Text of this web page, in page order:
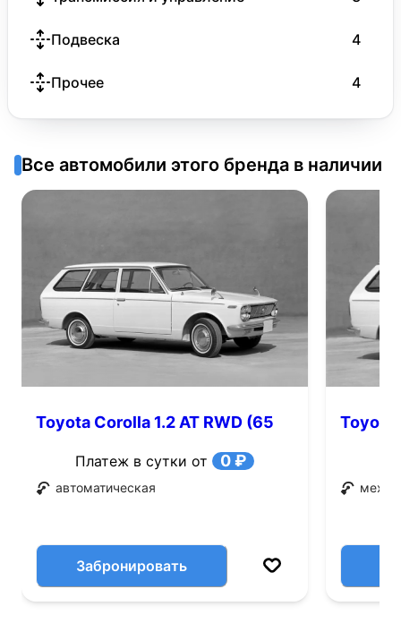
Подвеска 4
Прочее 4
Все автомобили этого бренда в наличии
Toyota Corolla 1.2 AT RWD (65
Платеж в сутки от 0 ₽
автоматическая
Забронировать
Toyota